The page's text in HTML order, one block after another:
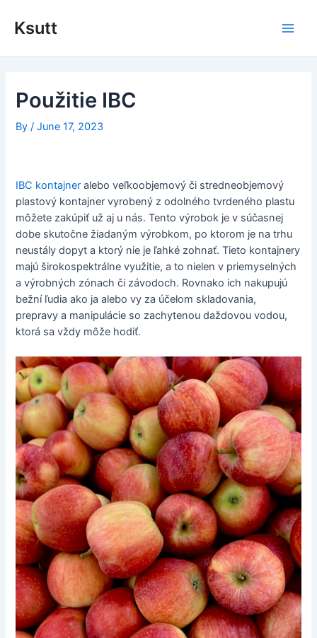
Ksutt
Použitie IBC
By/June 17, 2023
IBC kontajneralebo veľkoobjemový či stredneobjemový
plastový kontajner vyrobený z odolného tvrdeného plastu
môžete zakúpiť už aj u nás. Tento výrobok je v súčasnej
dobe skutočne žiadaným výrobkom, po ktorom je na trhu
neustály dopyt a ktorý nie je ľahké zohnať. Tieto kontajnery
majú širokospektrálne využitie, a to nielen v priemyselných
a výrobných zónach či závodoch. Rovnako ich nakupujú
bežní ľudia ako ja alebo vy za účelom skladovania,
prepravy a manipulácie so zachytenou daždovou vodou,
ktorá sa vždy môže hodiť.